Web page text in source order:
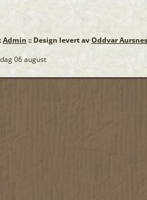
Admin :: Design levert avOddvar Aursnes
06 august